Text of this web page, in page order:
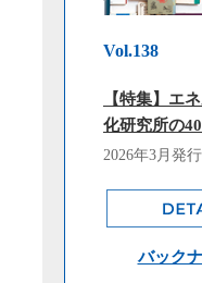
Vol.138
【特集】エ
化研究所の
2026年3月発行
バック